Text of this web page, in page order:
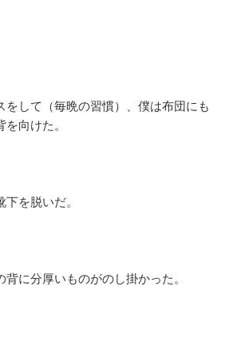
をして（毎晩の習慣）、僕は布団にも
向けた。
を脱いだ。
背に分厚いものがのし掛かった。